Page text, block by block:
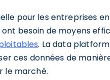
pour les entreprises
besoin de moyens
. La data
ces données de
le marché.